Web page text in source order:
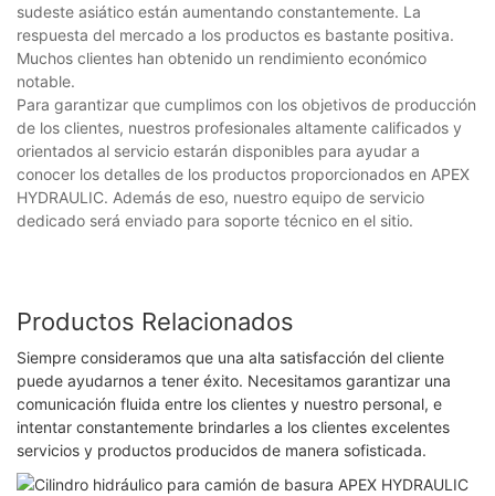
sudeste asiático están aumentando constantemente. La
respuesta del mercado a los productos es bastante positiva.
Muchos clientes han obtenido un rendimiento económico
notable.
Para garantizar que cumplimos con los objetivos de producción
de los clientes, nuestros profesionales altamente calificados y
orientados al servicio estarán disponibles para ayudar a
conocer los detalles de los productos proporcionados en APEX
HYDRAULIC. Además de eso, nuestro equipo de servicio
dedicado será enviado para soporte técnico en el sitio.
Productos Relacionados
Siempre consideramos que una alta satisfacción del cliente
puede ayudarnos a tener éxito. Necesitamos garantizar una
comunicación fluida entre los clientes y nuestro personal, e
intentar constantemente brindarles a los clientes excelentes
servicios y productos producidos de manera sofisticada.